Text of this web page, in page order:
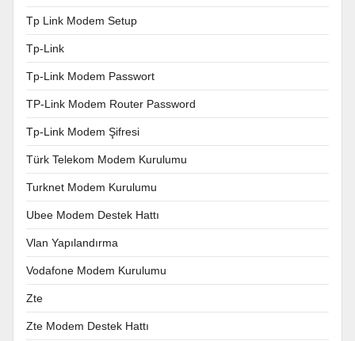
Tp Link Modem Setup
Tp-Link
Tp-Link Modem Passwort
TP-Link Modem Router Password
Tp-Link Modem Şifresi
Türk Telekom Modem Kurulumu
Turknet Modem Kurulumu
Ubee Modem Destek Hattı
Vlan Yapılandırma
Vodafone Modem Kurulumu
Zte
Zte Modem Destek Hattı